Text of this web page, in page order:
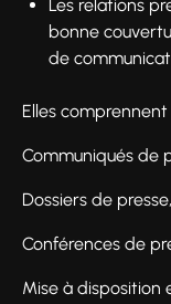
Les relations
bonne
de
Elles
Communiqués de
Dossiers de presse,
Conférences de
Mise à disposition